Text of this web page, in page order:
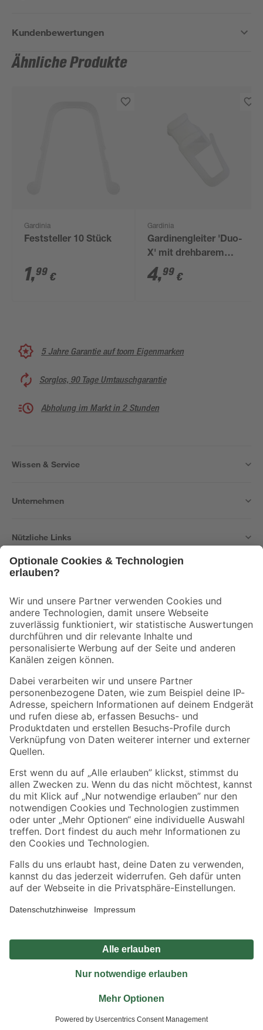
Kundenbewertungen
Ähnliche Produkte
Gardinia
Feststeller 10 Stück
1,99 €
Gardinia
Gardinengleiter 'Duo-
X' mit drehbarem
Kopf weiß 25 Stück
4,99 €
5 Jahre Garantie auf toom Eigenmarken
Sorglos, 90 Tage Umtauschgarantie
Abholung im Markt in 2 Stunden
Wissen & Service
Unternehmen
Nützliche Links
Der toom Newsletter: Keine Angebote und Aktionen mehr verpassen!
Zur Newsletter Anmeldung
Folge uns
Zahlungsarten Versandarten
Sicher einkaufen
Jetzt die toom-App herunterladen
Alle Preisangaben in EUR inkl. gesetzl. MwSt.. Die dargestellten Angebote sind unter
Umständen nicht in allen Märkten verfügbar. Die angegebenen Verfügbarkeiten beziehen
Produkte nur solange der Vorrat reicht.
*Paketversand ab 59 € versandkostenfrei, gilt nicht für Artikel mit Speditionsversand, hier
Privatsphäre Impressum
Nutzungsbedingungen
Widerrufsrecht
Vertrag widerrufen
© 2026 toom Baumarkt GmbH